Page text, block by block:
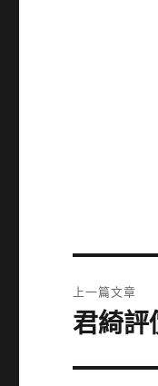
章
上一篇文章
上
篇
君綺評